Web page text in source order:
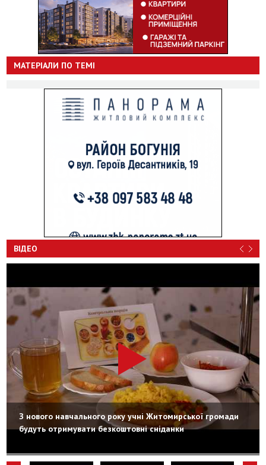
МАТЕРІАЛИ ПО ТЕМІ
ВІДЕО
З нового навчального року учні Житомирської громади
будуть отримувати безкоштовні сніданки